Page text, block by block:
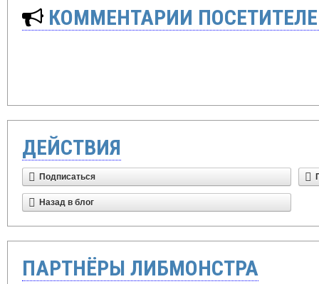
КОММЕНТАРИИ
ДЕЙСТВИЯ
Подписаться
Назад в блог
ПАРТНЁРЫ ЛИБМОНСТРА